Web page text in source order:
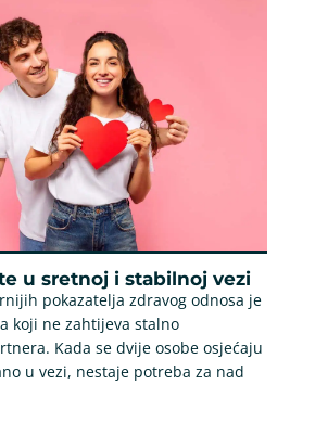
u sretnoj i stabilnoj vezi
pokazatelja zdravog odnosa je
koji ne zahtijeva stalno
Kada se dvije osobe osjećaju
u vezi, nestaje potreba za nad